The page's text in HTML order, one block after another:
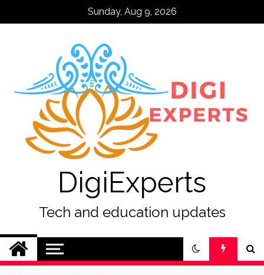
Sunday, Aug 9, 2026
DigiExperts
Tech and education updates